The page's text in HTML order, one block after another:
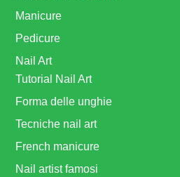
Manicure
Pedicure
Nail Art
Tutorial Nail Art
Forma delle unghie
Tecniche nail art
French manicure
Nail artist famosi